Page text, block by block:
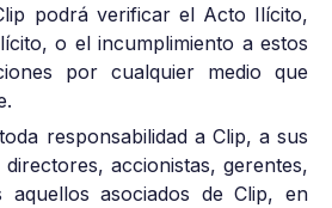
podrá verificar el Acto Ilícito,
o el incumplimiento a estos
por cualquier medio que
responsabilidad a Clip, a sus
accionistas, gerentes,
aquellos asociados de Clip, en